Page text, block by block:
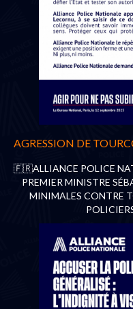
AGRESSION DE
🇫🇷ALLIANCE POLICE
PREMIER MINISTRE
MINIMALES CONTRE